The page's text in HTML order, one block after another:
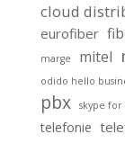
cloud
eurofiber
marge mitel
odido hello
pbx skype for
telefonie